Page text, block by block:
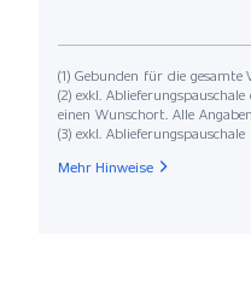
(1) Gebunden für die gesamte
(2) exkl.
einen Wunschort. Alle
(3) exkl. Ablieferungspauschale
Mehr Hinweise